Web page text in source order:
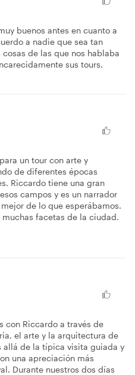
buenos antes en cuanto a
a nadie que sea tan
de las que nos hablaba
sus tours.
un tour con arte y
de diferentes épocas
Riccardo tiene una gran
campos y es un narrador
de lo que esperábamos.
facetas de la ciudad.
con Riccardo a través de
el arte y la arquitectura de
allá de la típica visita guiada y
una apreciación más
Durante nuestros dos días